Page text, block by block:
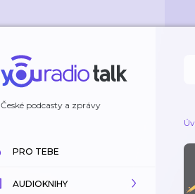
České podcasty a zprávy
PRO TEBE
AUDIOKNIHY